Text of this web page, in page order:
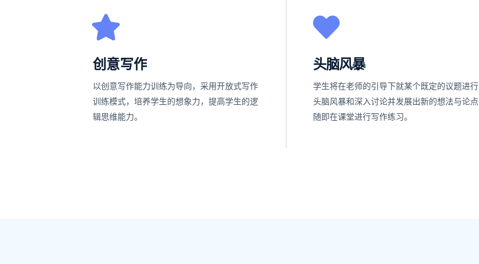
创意写作
以创意写作能力训练为导向，采用开放式写作
训练模式，培养学生的想象力，提高学生的逻
辑思维能力。
头脑风暴
学生将在老师的引导下就某个既定的议题进行
头脑风暴和深入讨论并发展出新的想法与论点
随即在课堂进行写作练习。